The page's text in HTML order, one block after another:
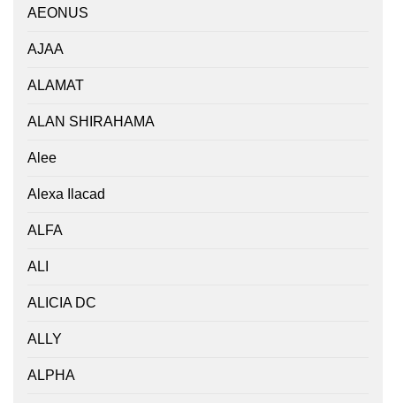
AEONUS
AJAA
ALAMAT
ALAN SHIRAHAMA
Alee
Alexa Ilacad
ALFA
ALI
ALICIA DC
ALLY
ALPHA